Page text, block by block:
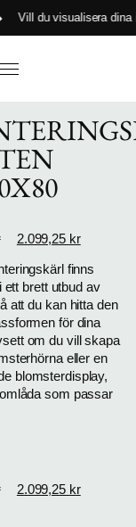
Vill du visualisera dina
2.099,25 kr
finns
ett brett utbud av
att du kan hitta den
för dina
om du vill skapa
eller en
blomsterdisplay,
som passar
2.099,25 kr